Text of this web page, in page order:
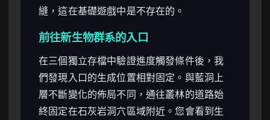
縫，這在基礎遊戲中是不存在的。
前往新生物群系的入口
在三個獨立存檔中驗證進度觸發條件後，我
們發現入口的生成位置相對固定。與藍洞上
層不斷變化的佈局不同，通往叢林的道路始
終固定在石灰岩洞穴區域附近。您會看到生